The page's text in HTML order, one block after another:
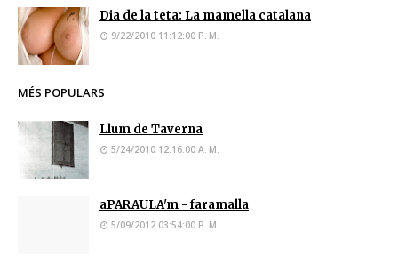
Dia de la teta: La mamella catalana
9/22/2010 11:12:00 P. M.
MÉS POPULARS
Llum de Taverna
5/24/2010 12:16:00 A. M.
aPARAULA'm - faramalla
5/09/2012 03:54:00 P. M.